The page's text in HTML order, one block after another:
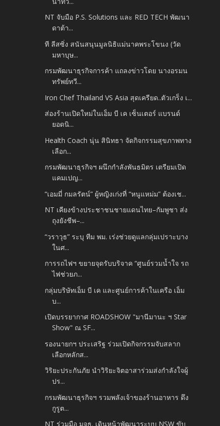
NT จับมือ P.S. Solutions และ RED TECH พัฒนา
ดาต้า...
ที ลีสซิ่ง สนันสนุนมูลนิธิแม่นาคพระโขนง (วัด
มหาบุษ...
กรมพัฒนาธุรกิจการค้า แถลงข่าวโดย นางอรมน
ทรัพย์ทวี...
Iron Chef Thailand VS Asia สุดเครียด..ตัวเกร็ง เ...
ส่องร้านเปิดใหม่ในเอ็ม บี เค เซ็นเตอร์ แบรนด์
ยอดนิ...
Health Coach นุ่น สินิทธา จัดกิจกรรมสุขภาพทาง
เลือก...
กรมพัฒนาธุรกิจฯ ผนึกกำลังพันธมิตร เตรียมเปิด
แคมเปญ...
“เอมมี่ กมลรัตน์” ผู้หญิงเก่งที่ “หนูแหม่ม” ต้องเช...
NT เคียงข้างประชาชนชายแดนไทย–กัมพูชา ส่ง
ถุงยังชีพ–...
“วราวุธ” ระบุ ทีม พม. เร่งช่วยดูแลกลุ่มเปราะบาง
ในศ...
การรถไฟฯ ขยายจุดรับบริจาค “ศูนย์รวมน้ำใจ รถ
ไฟช่วยภ...
กลุ่มบริษัทเอ็ม บี เค และศูนย์การค้าในเครือ เอ็ม
บ...
เปิดบรรยากาศ ROADSHOW "มานีมานะ ฯ Star
Show" ณ SF...
รองนายกฯ ประเสริฐ ร่วมเปิดกิจกรรมจับสลาก
เลือกหลักส...
วิริยะประกันภัย นำวิริยะจิตอาสาร่วมส่งกำลังใจผู้
ปร...
กรมพัฒนาธุรกิจฯ รวมพลังเจ้าของร้านอาหาร ดึง
กูรูต...
NT ร่วมมือ มจธ. เดินหน้าพัฒนาระบบ NSW ขับ